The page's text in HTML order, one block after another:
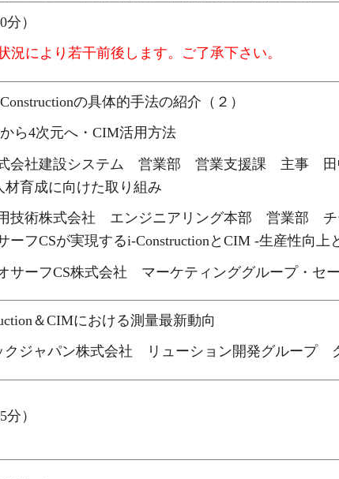
）
況により若干前後します。ご了承下さい。
の具体的手法の紹介（２）
4次元へ・CIM活用方法
会社建設システム 営業部 営業支援課 主事 田
育成に向けた取り組み
技術株式会社 エンジニアリング本部 営業部
ーフCSが実現するi-ConstructionとCIM -生産性向上
サーフCS株式会社 マーケティンググループ・セ
＆CIMにおける測量最新動向
クジャパン株式会社 リューション開発グループ
）